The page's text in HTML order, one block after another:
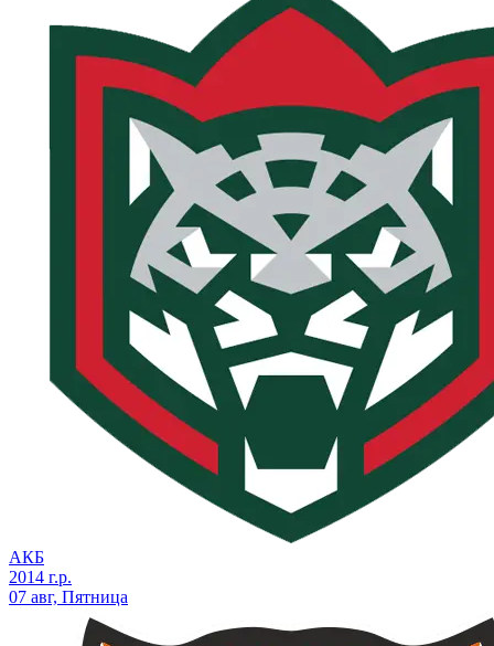
АКБ
2014 г.р.
07 авг, Пятница